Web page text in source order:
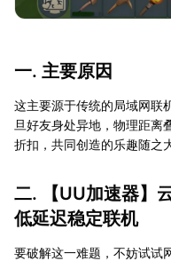
一. 主要原因
这主要源于传统的局域网联
旦好友身处异地，物理距离
折扣，共同创造的乐趣随之
二. 【UU加速器】
低延迟稳定联机
要破解这一难题，不妨试试